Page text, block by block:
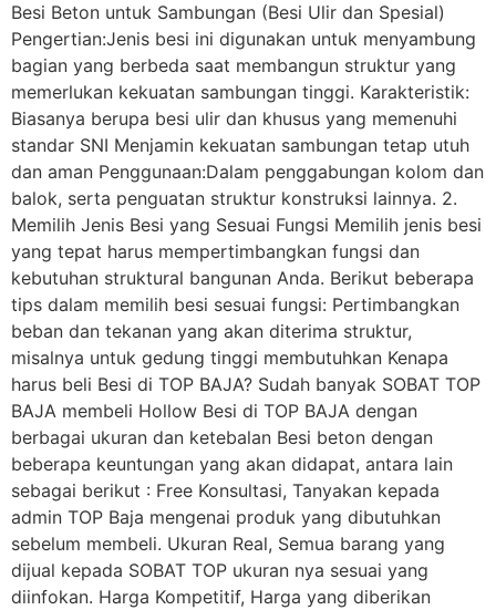
Besi Beton untuk Sambungan (Besi Ulir dan Spesial)
Pengertian:Jenis besi ini digunakan untuk menyambung
bagian yang berbeda saat membangun struktur yang
memerlukan kekuatan sambungan tinggi. Karakteristik:
Biasanya berupa besi ulir dan khusus yang memenuhi
standar SNI Menjamin kekuatan sambungan tetap utuh
dan aman Penggunaan:Dalam penggabungan kolom dan
balok, serta penguatan struktur konstruksi lainnya. 2.
Memilih Jenis Besi yang Sesuai Fungsi Memilih jenis besi
yang tepat harus mempertimbangkan fungsi dan
kebutuhan struktural bangunan Anda. Berikut beberapa
tips dalam memilih besi sesuai fungsi: Pertimbangkan
beban dan tekanan yang akan diterima struktur,
misalnya untuk gedung tinggi membutuhkan Kenapa
harus beli Besi di TOP BAJA? Sudah banyak SOBAT TOP
BAJA membeli Hollow Besi di TOP BAJA dengan
berbagai ukuran dan ketebalan Besi beton dengan
beberapa keuntungan yang akan didapat, antara lain
sebagai berikut : Free Konsultasi, Tanyakan kepada
admin TOP Baja mengenai produk yang dibutuhkan
sebelum membeli. Ukuran Real, Semua barang yang
dijual kepada SOBAT TOP ukuran nya sesuai yang
diinfokan. Harga Kompetitif, Harga yang diberikan